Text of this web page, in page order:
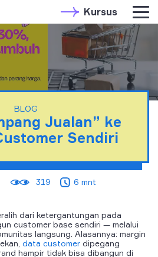
Kursus
BLOG
Jualan” ke
Sendiri
319 6 mnt
dari ketergantungan pada
customer base sendiri — melalui
langsung. Alasannya: margin
data customer dipegang
hampir tidak bisa dibangun di